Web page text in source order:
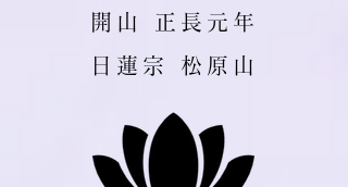
​開山 正長元年
日蓮宗 松原山